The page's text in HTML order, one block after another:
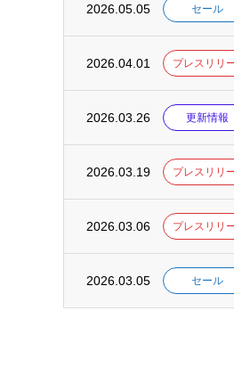
2026.05.05 セール
2026.04.01 プレスリリ
2026.03.26 更新情報
2026.03.19 プレスリリ
2026.03.06 プレスリリ
2026.03.05 セール